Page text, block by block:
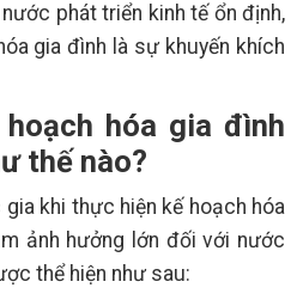
phát triển kinh tế ổn định,
gia đình là sự khuyến khích
hóa gia đình
thế nào?
khi thực hiện kế hoạch hóa
ảnh hưởng lớn đối với nước
thể hiện như sau: